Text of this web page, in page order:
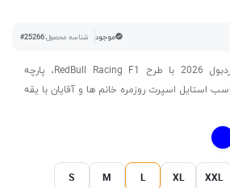
موجود شناسه محصول:#25266
تیشرت پنبه ای مشکی ردبول 2026 با طرح RedBull Racing F1، پارچه
استایل اسپرت روزمره خانم ها و آقایان با یقه
S M L XL XXL